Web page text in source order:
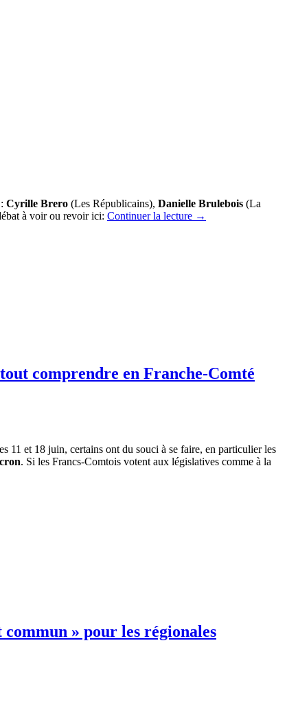
Cyrille Brero (Les Républicains), Danielle Brulebois (La
à voir ou revoir ici: Continuer la lecture →
comprendre en Franche-Comté
11 et 18 juin, certains ont du souci à se faire, en particulier les
. Si les Francs-Comtois votent aux législatives comme à la
» pour les régionales